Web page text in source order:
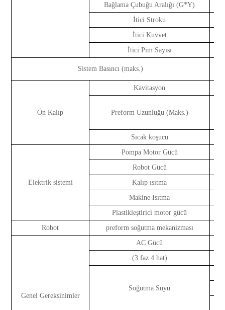
Bağlama Çubuğu Aralığı (G*Y)
İtici Stroku
İtici Kuvvet
İtici Pim Sayısı
Sistem Basıncı (maks.)
Ön Kalıp
Kavitasyon
Preform Uzunluğu (Maks.)
Sıcak koşucu
Elektrik sistemi
Pompa Motor Gücü
Robot Gücü
Kalıp ısıtma
Makine Isıtma
Plastikleştirici motor gücü
Robot
preform soğutma mekanizması
Genel Gereksinimler
AC Gücü
(3 faz 4 hat)
Soğutma Suyu